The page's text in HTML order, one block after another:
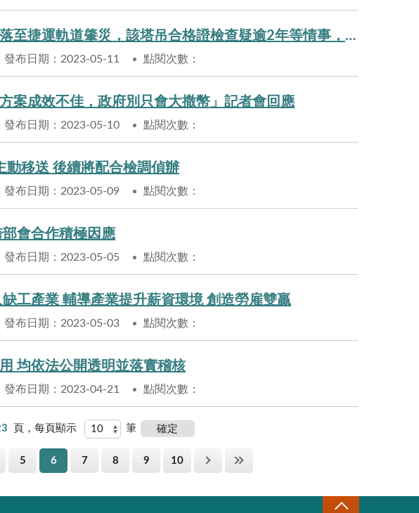
【澄清稿】有關外界質疑台中工地塔吊拆除掉落至捷運軌道肇災，該塔吊合格證檢查疑逾2年等情事，勞動部職安署回應說明
發布日期：2023-05-11 點閱次數：
案成效不佳，政府別只會大撒幣」記者會回應
發布日期：2023-05-10 點閱次數：
動移送 後續將配合檢調偵辦
發布日期：2023-05-09 點閱次數：
部會合作積極因應
發布日期：2023-05-05 點閱次數：
工產業 輔導產業提升薪資環境 創造勞雇雙贏
發布日期：2023-05-03 點閱次數：
均依法公開透明並落實稽核
發布日期：2023-04-21 點閱次數：
頁，每頁顯示 筆
5 6 7 8 9 10